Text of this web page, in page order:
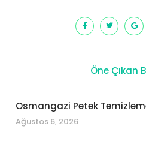
Öne Çıkan
Osmangazi Petek
Ağustos 6, 2026